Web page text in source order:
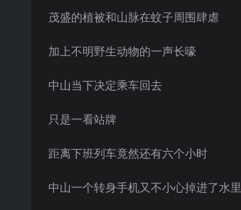
茂盛的植被和山脉在蚊子周围肆虐
加上不明野生动物的一声长嚎
中山当下决定乘车回去
只是一看站牌
距离下班列车竟然还有六个小时
中山一个转身手机又不小心掉进了水里